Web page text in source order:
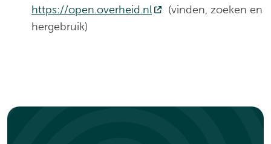
https://open.overheid.nl(Deze link gaat naar
(vinden, zoeken en
hergebruik)